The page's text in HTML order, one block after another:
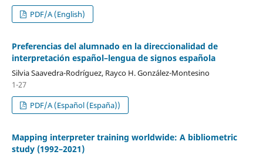
PDF/A (English)
Preferencias del alumnado en la direccionalidad de
interpretación español–lengua de signos española
Silvia Saavedra-Rodríguez, Rayco H. González-Montesino
1-27
PDF/A (Español (España))
Mapping interpreter training worldwide: A bibliometric
study (1992–2021)